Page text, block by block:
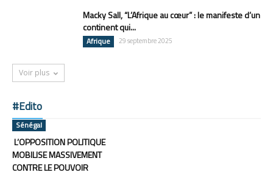
Macky Sall, “L’Afrique au cœur” : le manifeste d’un
continent qui...
Afrique 29 septembre 2025
Voir plus
#Edito
Sénégal
L’OPPOSITION POLITIQUE
MOBILISE MASSIVEMENT
CONTRE LE POUVOIR